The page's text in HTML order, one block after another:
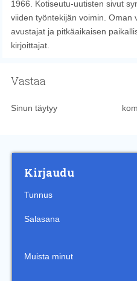
1966. Kotiseutu-uutisten sivut
viiden työntekijän voimin. Oman
avustajat ja pitkäaikaisen
kirjoittajat.
Vastaa
Sinun täytyy
Kirjaudu
Tunnus
Salasana
Muista minut